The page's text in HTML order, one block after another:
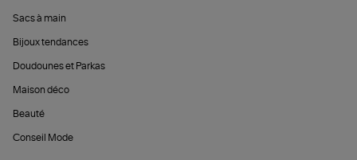
Sacs à main
Bijoux tendances
Doudounes et Parkas
Maison déco
Beauté
Conseil Mode